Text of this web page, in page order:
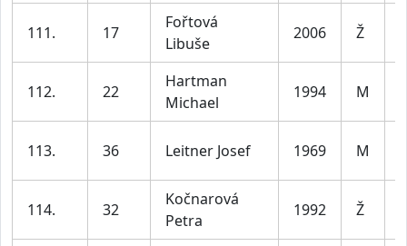
111. 17
Fořtová
Libuše
2006 Ž
112. 22
Hartman
Michael
1994 M
113. 36 Leitner Josef 1969 M
114. 32
Kočnarová
Petra
1992 Ž